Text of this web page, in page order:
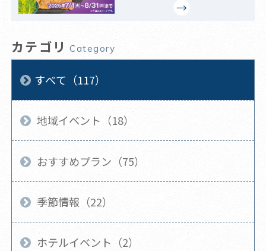
カテゴリ Category
すべて（117）
地域イベント（18）
おすすめプラン（75）
季節情報（22）
ホテルイベント（2）